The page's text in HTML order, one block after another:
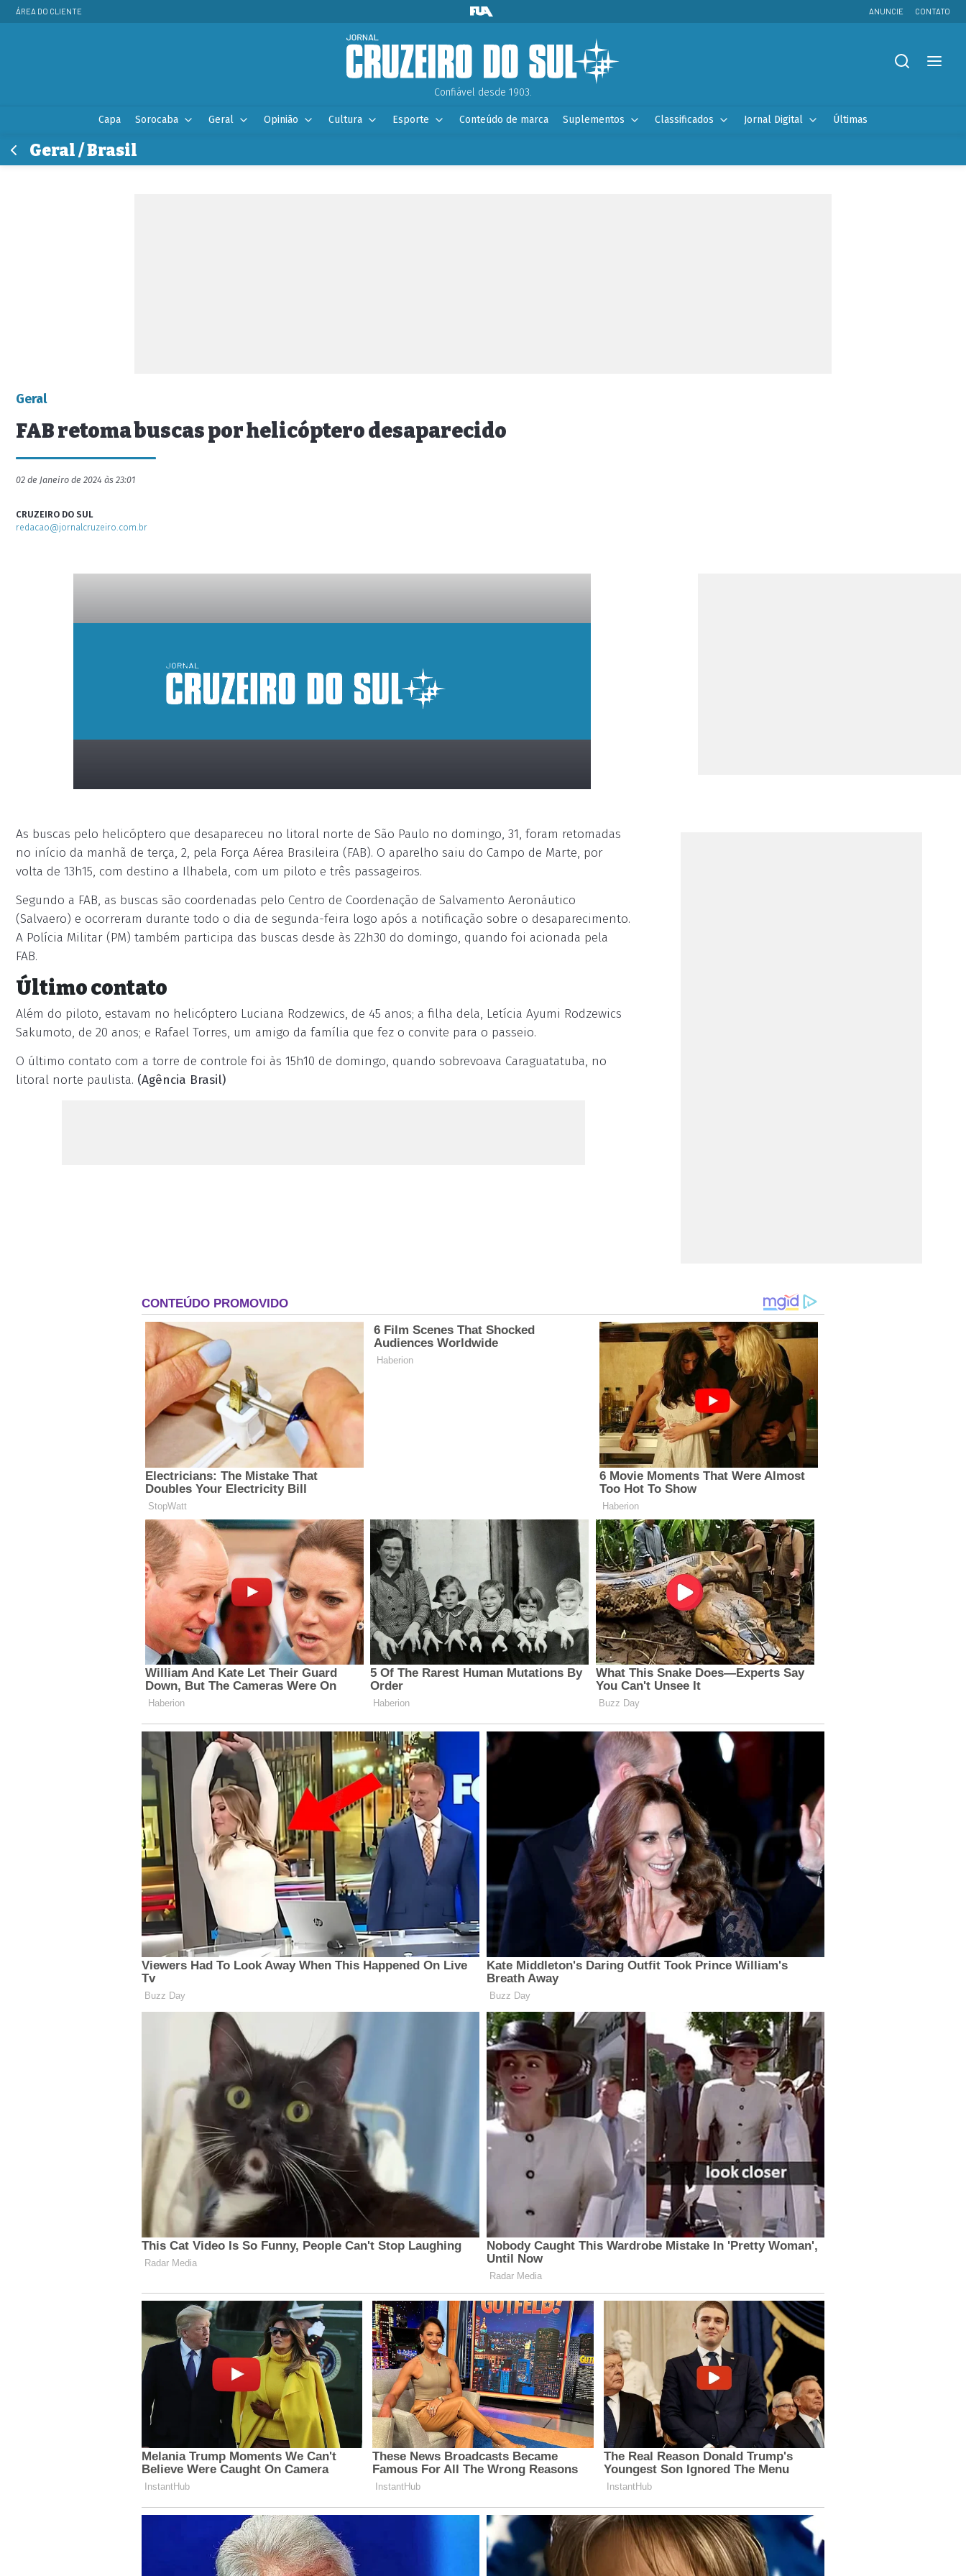
ÁREA DO CLIENTE ANUNCIE CONTATO
Confiável desde 1903.
Capa Sorocaba Geral Opinião Cultura Esporte Conteúdo de marca Suplementos Classificados Jornal Digital Últimas
Geral / Brasil
Geral
FAB retoma buscas por helicóptero desaparecido
02 de Janeiro de 2024 às 23:01
CRUZEIRO DO SUL
redacao@jornalcruzeiro.com.br
placeholder
As buscas pelo helicóptero que desapareceu no litoral norte de São Paulo no domingo, 31, foram retomadas
no início da manhã de terça, 2, pela Força Aérea Brasileira (FAB). O aparelho saiu do Campo de Marte, por
volta de 13h15, com destino a Ilhabela, com um piloto e três passageiros.
Segundo a FAB, as buscas são coordenadas pelo Centro de Coordenação de Salvamento Aeronáutico
(Salvaero) e ocorreram durante todo o dia de segunda-feira logo após a notificação sobre o desaparecimento.
A Polícia Militar (PM) também participa das buscas desde às 22h30 do domingo, quando foi acionada pela
FAB.
Último contato
Além do piloto, estavam no helicóptero Luciana Rodzewics, de 45 anos; a filha dela, Letícia Ayumi Rodzewics
Sakumoto, de 20 anos; e Rafael Torres, um amigo da família que fez o convite para o passeio.
O último contato com a torre de controle foi às 15h10 de domingo, quando sobrevoava Caraguatatuba, no
litoral norte paulista. (Agência Brasil)